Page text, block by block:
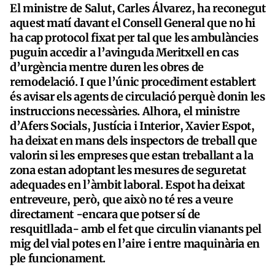
El ministre de Salut, Carles Álvarez, ha reconegut
aquest matí davant el Consell General que no hi
ha cap protocol fixat per tal que les ambulàncies
puguin accedir a l’avinguda Meritxell en cas
d’urgència mentre duren les obres de
remodelació. I que l’únic procediment establert
és avisar els agents de circulació perquè donin les
instruccions necessàries. Alhora, el ministre
d’Afers Socials, Justícia i Interior, Xavier Espot,
ha deixat en mans dels inspectors de treball que
valorin si les empreses que estan treballant a la
zona estan adoptant les mesures de seguretat
adequades en l’àmbit laboral. Espot ha deixat
entreveure, però, que això no té res a veure
directament -encara que potser sí de
resquitllada- amb el fet que circulin vianants pel
mig del vial potes en l’aire i entre maquinària en
ple funcionament.